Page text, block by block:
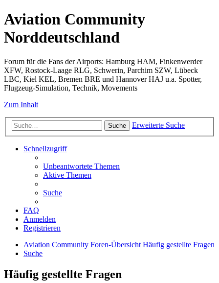
Aviation Community
Norddeutschland
Forum für die Fans der Airports: Hamburg HAM, Finkenwerder
XFW, Rostock-Laage RLG, Schwerin, Parchim SZW, Lübeck
LBC, Kiel KEL, Bremen BRE und Hannover HAJ u.a. Spotter,
Flugzeug-Simulation, Technik, Movements
Zum Inhalt
Suche Erweiterte Suche
Schnellzugriff
Unbeantwortete Themen
Aktive Themen
Suche
FAQ
Anmelden
Registrieren
Aviation Community Foren-Übersicht Häufig gestellte Fragen
Suche
Häufig gestellte Fragen